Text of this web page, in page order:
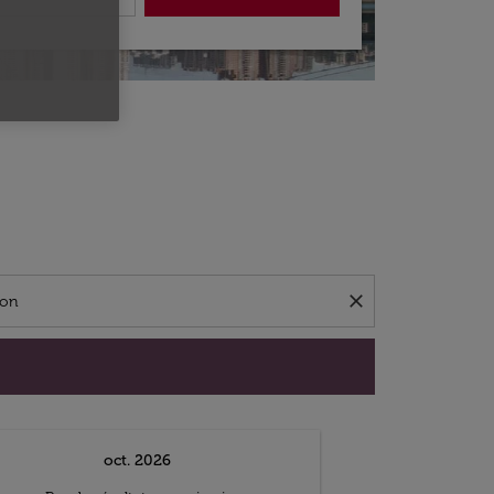
close
oct. 2026